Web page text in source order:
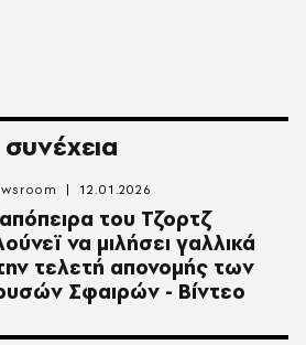
του Τζορτζ
να μιλήσει γαλλικά
τελετή απονομής των
Σφαιρών - Βίντεο
12.01.2026